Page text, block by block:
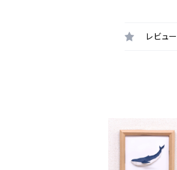
レビュー